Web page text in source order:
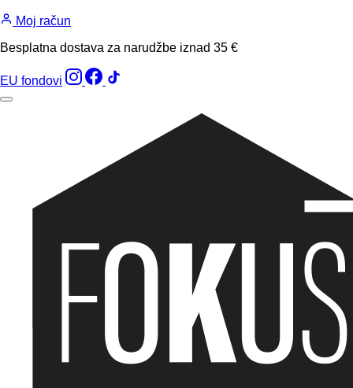
Moj račun
Besplatna dostava za narudžbe iznad 35 €
EU fondovi